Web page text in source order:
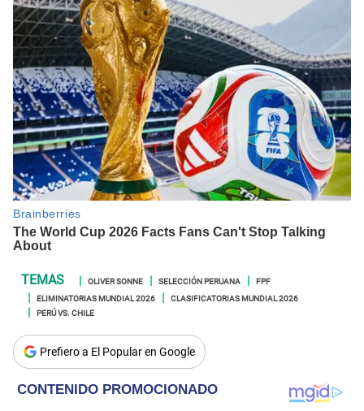
OLIVER SONNE SELECCIÓN PERUANA
FPF
ELIMINATORIAS MUNDIAL 2026
CLASIFICATORIAS MUNDIAL 2026
PERÚ VS. CHILE
Prefiero a El Popular en Google